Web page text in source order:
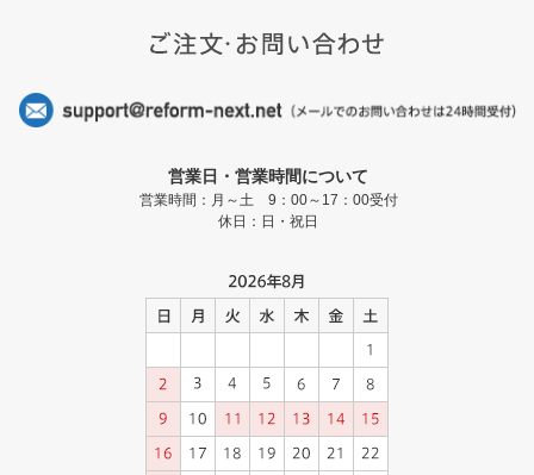
営業日・営業時間について
営業時間：月～土 9：00～17：00受付
休日：日・祝日